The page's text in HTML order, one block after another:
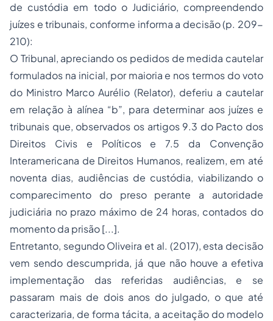
de custódia em todo o Judiciário, compreendendo
juízes e tribunais, conforme informa a decisão (p. 209-
210):
O Tribunal, apreciando os pedidos de medida cautelar
formulados na inicial, por maioria e nos termos do voto
do Ministro Marco Aurélio (Relator), deferiu a cautelar
em relação à alínea “b”, para determinar aos juízes e
tribunais que, observados os artigos 9.3 do Pacto dos
Direitos Civis e Políticos e 7.5 da Convenção
Interamericana de Direitos Humanos, realizem, em até
noventa dias, audiências de custódia, viabilizando o
comparecimento do preso perante a autoridade
judiciária no prazo máximo de 24 horas, contados do
momento da prisão [...].
Entretanto, segundo Oliveira et al. (2017), esta decisão
vem sendo descumprida, já que não houve a efetiva
implementação das referidas audiências, e se
passaram mais de dois anos do julgado, o que até
caracterizaria, de forma tácita, a aceitação do modelo